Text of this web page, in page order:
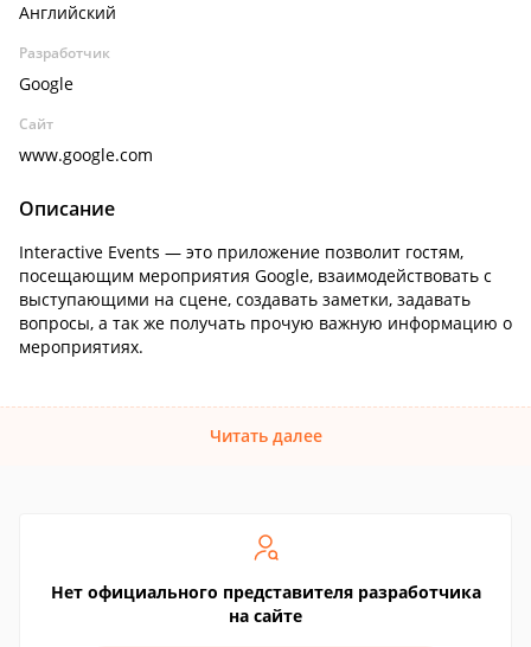
Английский
Разработчик
Google
Сайт
www.google.com
Описание
Interactive Events — это приложение позволит гостям,
посещающим мероприятия Google, взаимодействовать с
выступающими на сцене, создавать заметки, задавать
вопросы, а так же получать прочую важную информацию о
мероприятиях.
Читать далее
Нет официального представителя разработчика
на сайте